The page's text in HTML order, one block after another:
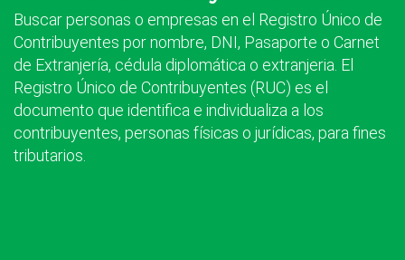
Buscar personas o empresas en el Registro Único de
Contribuyentes por nombre, DNI, Pasaporte o Carnet
de Extranjería, cédula diplomática o extranjeria. El
Registro Único de Contribuyentes (RUC) es el
documento que identifica e individualiza a los
contribuyentes, personas físicas o jurídicas, para fines
tributarios.